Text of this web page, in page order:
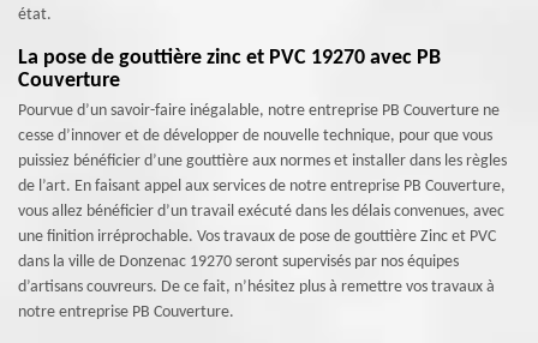
état.
La pose de gouttière zinc et PVC 19270 avec PB
Couverture
Pourvue d’un savoir-faire inégalable, notre entreprise PB Couverture ne
cesse d’innover et de développer de nouvelle technique, pour que vous
puissiez bénéficier d’une gouttière aux normes et installer dans les règles
de l’art. En faisant appel aux services de notre entreprise PB Couverture,
vous allez bénéficier d’un travail exécuté dans les délais convenues, avec
une finition irréprochable. Vos travaux de pose de gouttière Zinc et PVC
dans la ville de Donzenac 19270 seront supervisés par nos équipes
d’artisans couvreurs. De ce fait, n’hésitez plus à remettre vos travaux à
notre entreprise PB Couverture.